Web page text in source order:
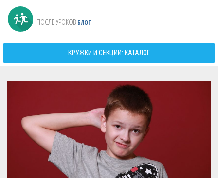
ПОСЛЕ УРОКОВ БЛОГ
КРУЖКИ И СЕКЦИИ: КАТАЛОГ